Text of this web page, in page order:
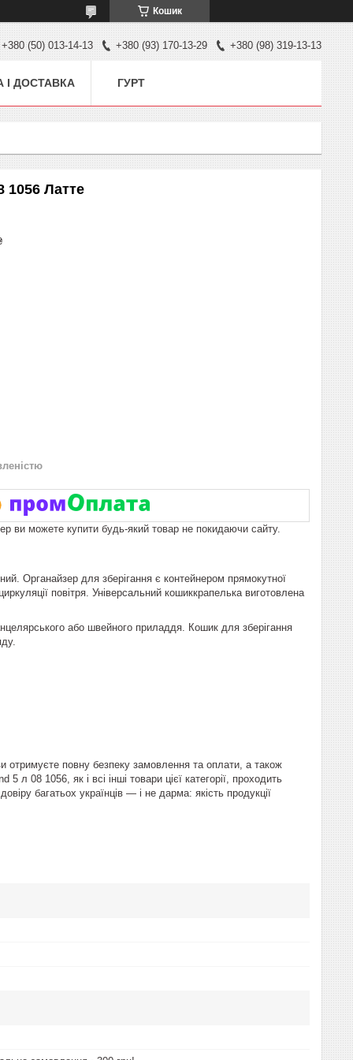
Кошик
+380 (50) 013-14-13 +380 (93) 170-13-29 +380 (98) 319-13-13
І ДОСТАВКА ГУРТ
1056 Латте
ви можете купити будь-який товар не покидаючи сайту.
Органайзер для зберігання є контейнером прямокутної
повітря. Універсальний кошиккрапелька виготовлена
або швейного приладдя. Кошик для зберігання
отримуєте повну безпеку замовлення та оплати, а також
08 1056, як і всі інші товари цієї категорії, проходить
багатьох українців — і не дарма: якість продукції